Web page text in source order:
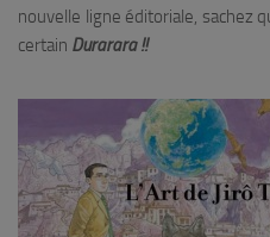
nouvelle ligne éditoriale, sachez
certain Durarara !!